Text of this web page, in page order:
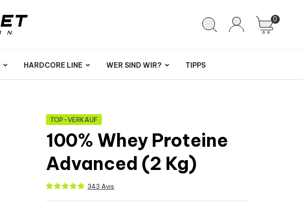
0
HARDCORE LINE WER SIND WIR? TIPPS
TOP-VERKAUF
100% Whey Proteine
Advanced (2 Kg)
343 Avis